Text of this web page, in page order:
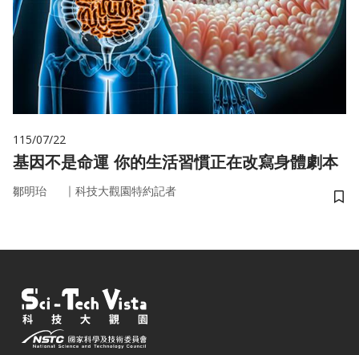
115/07/22
基因不是命運 你的生活習慣正在改寫身體劇本
鄒明珆 ｜ 科技大觀園特約記者
儲